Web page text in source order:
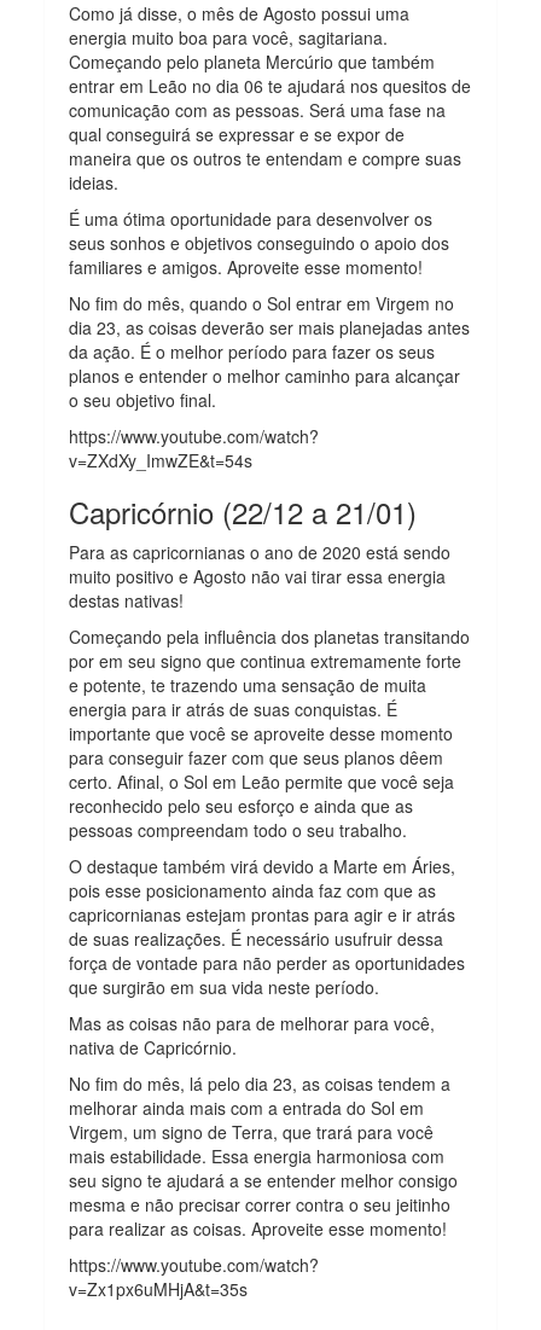
Como já disse, o mês de Agosto possui uma
energia muito boa para você, sagitariana.
Começando pelo planeta Mercúrio que também
entrar em Leão no dia 06 te ajudará nos quesitos de
comunicação com as pessoas. Será uma fase na
qual conseguirá se expressar e se expor de
maneira que os outros te entendam e compre suas
ideias.
É uma ótima oportunidade para desenvolver os
seus sonhos e objetivos conseguindo o apoio dos
familiares e amigos. Aproveite esse momento!
No fim do mês, quando o Sol entrar em Virgem no
dia 23, as coisas deverão ser mais planejadas antes
da ação. É o melhor período para fazer os seus
planos e entender o melhor caminho para alcançar
o seu objetivo final.
https://www.youtube.com/watch?
v=ZXdXy_ImwZE&t=54s
Capricórnio (22/12 a 21/01)
Para as capricornianas o ano de 2020 está sendo
muito positivo e Agosto não vai tirar essa energia
destas nativas!
Começando pela influência dos planetas transitando
por em seu signo que continua extremamente forte
e potente, te trazendo uma sensação de muita
energia para ir atrás de suas conquistas. É
importante que você se aproveite desse momento
para conseguir fazer com que seus planos dêem
certo. Afinal, o Sol em Leão permite que você seja
reconhecido pelo seu esforço e ainda que as
pessoas compreendam todo o seu trabalho.
O destaque também virá devido a Marte em Áries,
pois esse posicionamento ainda faz com que as
capricornianas estejam prontas para agir e ir atrás
de suas realizações. É necessário usufruir dessa
força de vontade para não perder as oportunidades
que surgirão em sua vida neste período.
Mas as coisas não para de melhorar para você,
nativa de Capricórnio.
No fim do mês, lá pelo dia 23, as coisas tendem a
melhorar ainda mais com a entrada do Sol em
Virgem, um signo de Terra, que trará para você
mais estabilidade. Essa energia harmoniosa com
seu signo te ajudará a se entender melhor consigo
mesma e não precisar correr contra o seu jeitinho
para realizar as coisas. Aproveite esse momento!
https://www.youtube.com/watch?
v=Zx1px6uMHjA&t=35s